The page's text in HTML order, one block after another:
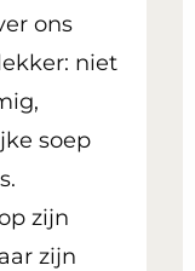
ons
niet
soep
zijn
zijn